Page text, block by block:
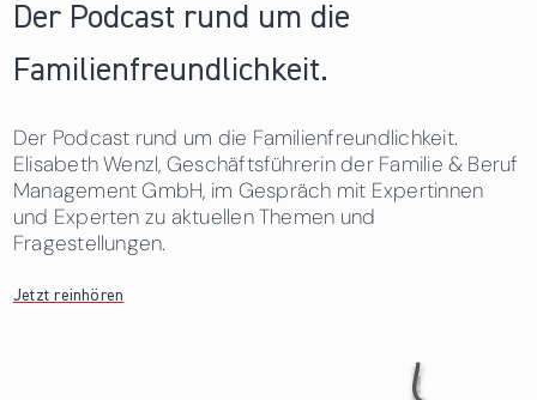
Der Podcast rund um die
Familienfreundlichkeit.
Der Podcast rund um die Familienfreundlichkeit.
Elisabeth Wenzl, Geschäftsführerin der Familie & Beruf
Management GmbH, im Gespräch mit Expertinnen
und Experten zu aktuellen Themen und
Fragestellungen.
Jetzt reinhören